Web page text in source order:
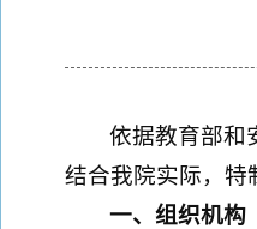
依据教育部和
结合我院实际，特
一、组织机构